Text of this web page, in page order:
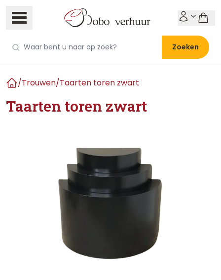
Zoeken
/Trouwen/Taarten toren zwart
Taarten toren zwart